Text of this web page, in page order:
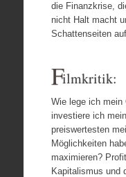
die Finanzkrise,
nicht Halt macht
Schattenseiten
Filmkritik:
Wie lege ich mein
investiere ich
preiswertesten
Möglichkeiten
maximieren?
Kapitalismus und